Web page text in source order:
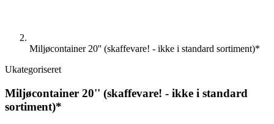
Miljøcontainer 20'' (skaffevare! - ikke i standard sortiment)*
Ukategoriseret
Miljøcontainer 20'' (skaffevare! - ikke i standard
sortiment)*